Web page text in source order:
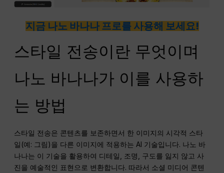
지금 나노 바나나 프로를 사용해 보세요!
스타일 전송이란 무엇이며
나노 바나나가 이를 사용하
는 방법
스타일 전송은 콘텐츠를 보존하면서 한 이미지의 시각적 스타
일(예: 그림)을 다른 이미지에 적용하는 AI 기술입니다. 나노 바
나나는 이 기술을 활용하여 디테일, 조명, 구도를 잃지 않고 사
진을 예술적인 표현으로 변환합니다. 따라서 소셜 미디어 콘텐